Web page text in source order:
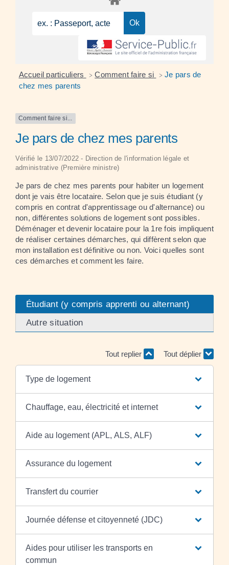
Accueil particuliers > Comment faire si > Je pars de
chez mes parents
Comment faire si...
Je pars de chez mes parents
Vérifié le 13/07/2022 - Direction de l'information légale et
administrative (Première ministre)
Je pars de chez mes parents pour habiter un logement
dont je vais être locataire. Selon que je suis étudiant (y
compris en contrat d'apprentissage ou d'alternance) ou
non, différentes solutions de logement sont possibles.
Déménager et devenir locataire pour la 1re fois impliquent
de réaliser certaines démarches, qui diffèrent selon que
mon installation est définitive ou non. Voici quelles sont
ces démarches et comment les faire.
Étudiant (y compris apprenti ou alternant)
Autre situation
Tout replier Tout déplier
Type de logement
Chauffage, eau, électricité et internet
Aide au logement (APL, ALS, ALF)
Assurance du logement
Transfert du courrier
Journée défense et citoyenneté (JDC)
Aides pour utiliser les transports en
commun